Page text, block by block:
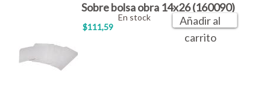
Sobre bolsa obra 14x26 (160090)
$111,59
En stock
Añadir al
carrito